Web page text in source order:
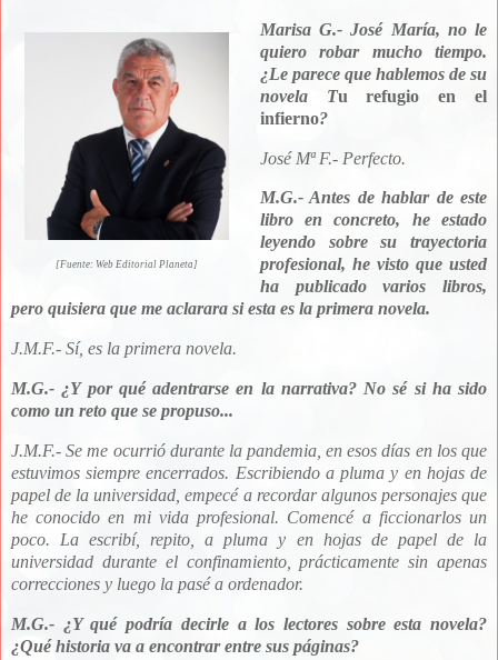
[Fuente: Web Editorial Planeta]
Marisa G.- José María, no le
quiero robar mucho tiempo.
¿Le parece que hablemos de su
novela Tu refugio en el
infierno?
José Mª F.- Perfecto.
M.G.- Antes de hablar de este
libro en concreto, he estado
leyendo sobre su trayectoria
profesional, he visto que usted
ha publicado varios libros,
pero quisiera que me aclarara si esta es la primera novela.
J.M.F.- Sí, es la primera novela.
M.G.- ¿Y por qué adentrarse en la narrativa? No sé si ha sido
como un reto que se propuso...
J.M.F.- Se me ocurrió durante la pandemia, en esos días en los que
estuvimos siempre encerrados. Escribiendo a pluma y en hojas de
papel de la universidad, empecé a recordar algunos personajes que
he conocido en mi vida profesional. Comencé a ficcionarlos un
poco. La escribí, repito, a pluma y en hojas de papel de la
universidad durante el confinamiento, prácticamente sin apenas
correcciones y luego la pasé a ordenador.
M.G.- ¿Y qué podría decirle a los lectores sobre esta novela?
¿Qué historia va a encontrar entre sus páginas?